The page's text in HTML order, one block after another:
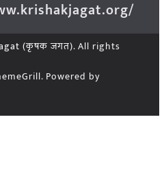
(कृषक जगत). All rights
Powered by